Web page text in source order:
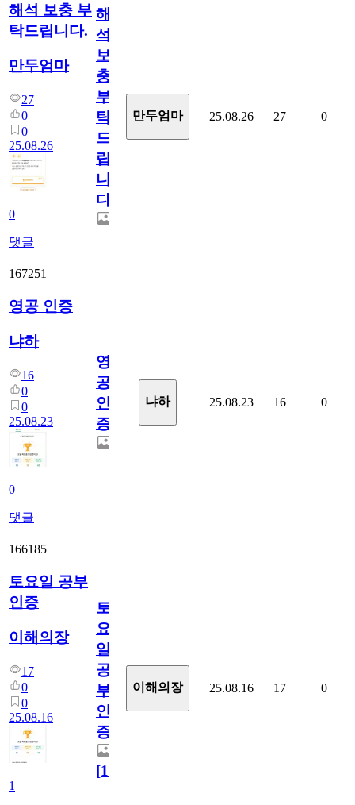
해석 보충 부
탁드립니다.
만두엄마
27
0
0
25.08.26
0
댓글
해
석
보
충
부
탁
드
립
니
다.
만두엄마 25.08.26 27 0
167251
영공 인증
냐하
16
0
0
25.08.23
0
댓글
영
공
인
증
냐하 25.08.23 16 0
166185
토요일 공부
인증
이해의장
17
0
0
25.08.16
1
토
요
일
공
부
인
증
[1]
이해의장 25.08.16 17 0